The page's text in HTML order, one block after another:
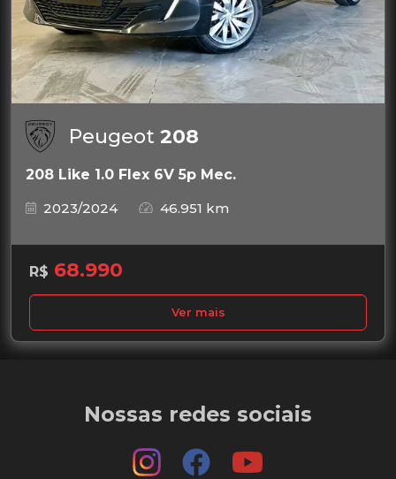
Peugeot 208
208 Like 1.0 Flex 6V 5p Mec.
2023/2024
46.951 km
R$ 68.990
Ver mais
Nossas redes sociais